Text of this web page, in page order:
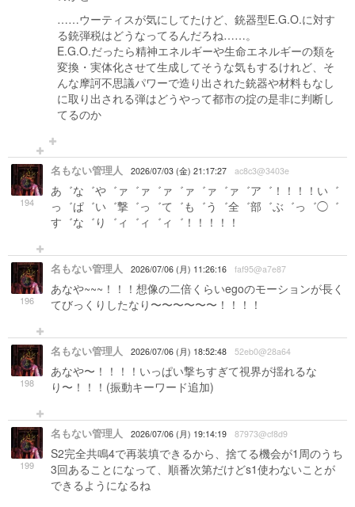
……ウーティスが気にしてたけど、銃器型E.G.O.に対す
る銃弾税はどうなってるんだろね……。
E.G.O.だったら精神エネルギーや生命エネルギーの類を
変換・実体化させて生成してそうな気もするけれど、そ
んな摩訶不思議パワーで造り出された銃器や材料もなし
に取り出される弾はどうやって都市の掟の是非に判断し
てるのか
194
名もない管理人 2026/07/03 (金) 21:17:27 ac8c3@3403e
あ゛な゛や゛ァ゛ァ゛ァ゛ァ゛ァ゛ァ゛ア゛！！！！い゛
っ゛ぱ゛い゛撃゛っ゛て゛も゛う゛全゛部゛ぶ゛っ゛◯゛
す゛な゛り゛ィ゛ィ゛ィ゛！！！！！
196
名もない管理人 2026/07/06 (月) 11:26:16 faf95@a7e87
あなや~~~！！！想像の二倍くらいegoのモーションが長く
てびっくりしたなり〜〜〜〜〜〜！！！！
198
名もない管理人 2026/07/06 (月) 18:52:48 52eb0@28a64
あなや〜！！！！いっぱい撃ちすぎて視界が揺れるな
り〜！！！(振動キーワード追加)
199
名もない管理人 2026/07/06 (月) 19:14:19 87973@cf8d9
S2完全共鳴4で再装填できるから、捨てる機会が1周のうち
3回あることになって、順番次第だけどs1使わないことが
できるようになるね